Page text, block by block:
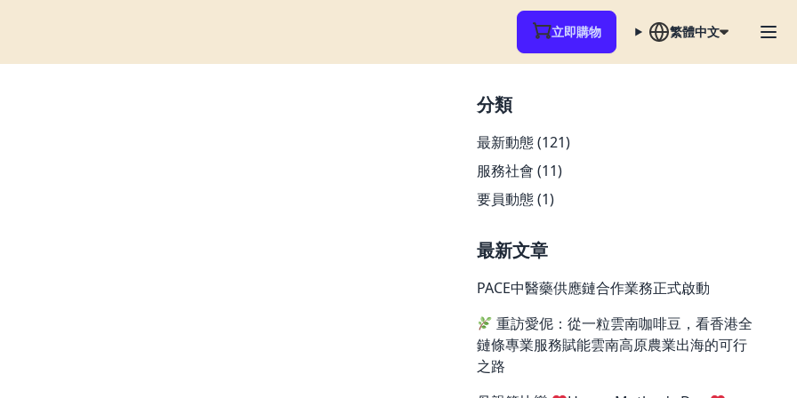
立即購物 繁體中文
分類
最新動態(121)
服務社會 (11)
要員動態(1)
最新文章
PACE中醫藥供應鏈合作業務正式啟動
重訪愛伲：從一粒雲南咖啡豆，看香港全
鏈條專業服務賦能雲南高原農業出海的可行
之路